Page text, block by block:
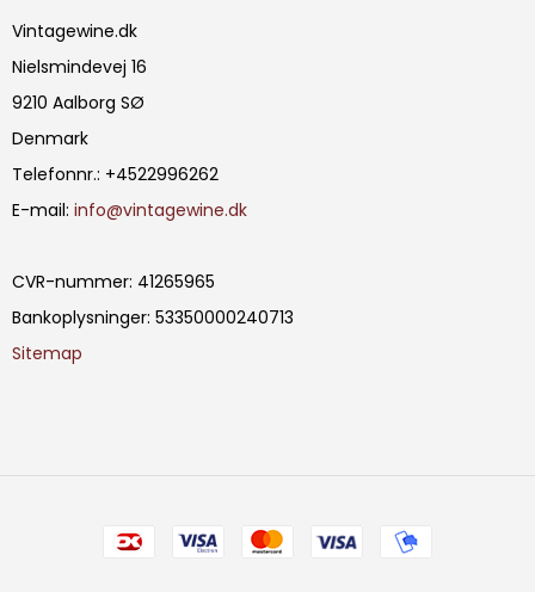
Vintagewine.dk
Nielsmindevej 16
9210 Aalborg SØ
Denmark
Telefonnr.: +4522996262
E-mail: info@vintagewine.dk
CVR-nummer: 41265965
Bankoplysninger: 53350000240713
Sitemap